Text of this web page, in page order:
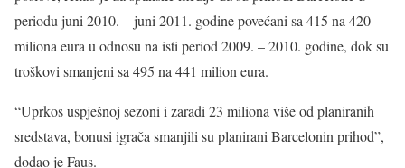
periodu juni 2010. – juni 2011. godine povećani sa 415 na 420
miliona eura u odnosu na isti period 2009. – 2010. godine, dok su
troškovi smanjeni sa 495 na 441 milion eura.
“Uprkos uspješnoj sezoni i zaradi 23 miliona više od planiranih
sredstava, bonusi igrača smanjili su planirani Barcelonin prihod”,
dodao je Faus.